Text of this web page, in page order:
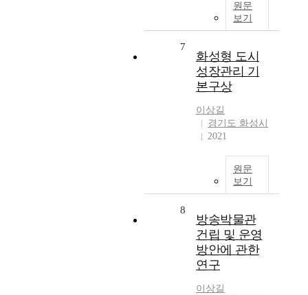
원문
보기
7
화성형 도시
성장관리 기
본구상
이상길
경기도 화성시
2021
원문
보기
8
방송박물관
건립 및 운영
방안에 관한
연구
이상길